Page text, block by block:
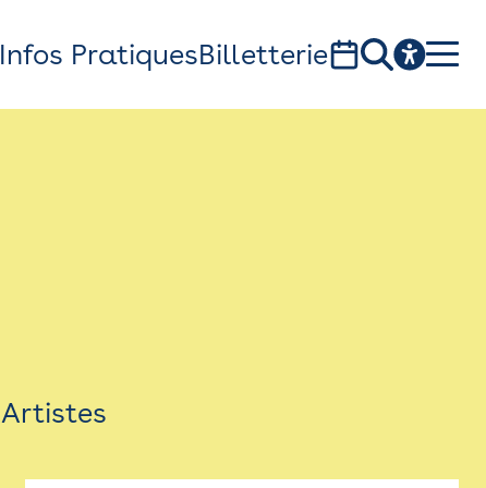
Infos PratiquesBilletterie
1, av. du Chateau d'eau - 31300 Toulouse
Artistes